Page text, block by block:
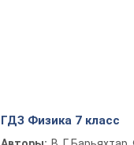
ГДЗ Физика 7 класс